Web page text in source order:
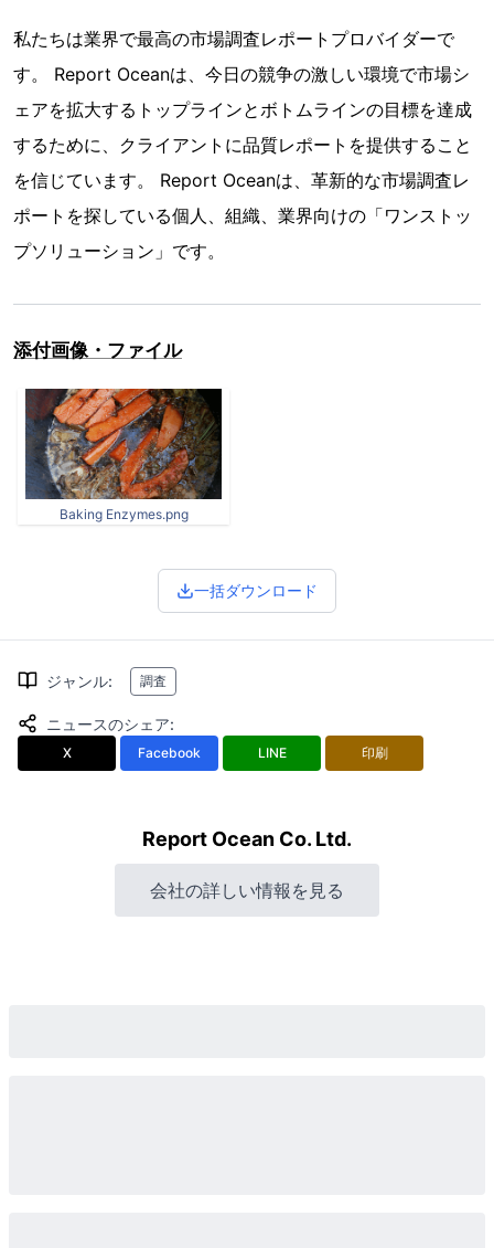
私たちは業界で最高の市場調査レポートプロバイダーで
す。 Report Oceanは、今日の競争の激しい環境で市場シ
ェアを拡大するトップラインとボトムラインの目標を達成
するために、クライアントに品質レポートを提供すること
を信じています。 Report Oceanは、革新的な市場調査レ
ポートを探している個人、組織、業界向けの「ワンストッ
プソリューション」です。
添付画像・ファイル
Baking Enzymes.png
一括ダウンロード
ジャンル: 調査
ニュースのシェア:
X Facebook LINE 印刷
Report Ocean Co. Ltd.
会社の詳しい情報を見る